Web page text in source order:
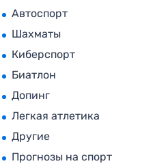
Автоспорт
Шахматы
Киберспорт
Биатлон
Допинг
Легкая атлетика
Другие
Прогнозы на спорт